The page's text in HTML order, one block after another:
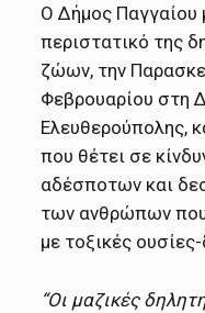
O Δήμος
περιστατικό της
ζώων, την
Φεβρουαρίου στη
Ελευθερούπολης,
που θέτει σε
αδέσποτων και
των ανθρώπων
με τοξικές
“Οι μαζικές